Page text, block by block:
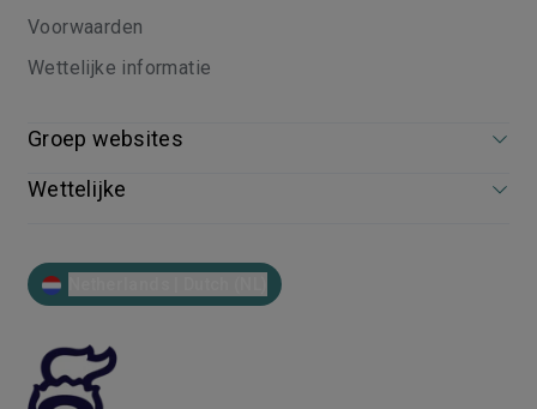
Voorwaarden
Wettelijke informatie
Groep websites
Wettelijke